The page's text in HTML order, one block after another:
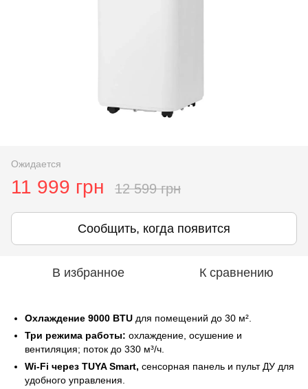
Ожидается
11 999 грн 12 599 грн
Сообщить, когда появится
В избранное К сравнению
Охлаждение 9000 BTU для помещений до 30 м².
Три режима работы: охлаждение, осушение и
вентиляция; поток до 330 м³/ч.
Wi‑Fi через TUYA Smart, сенсорная панель и пульт ДУ для
удобного управления.